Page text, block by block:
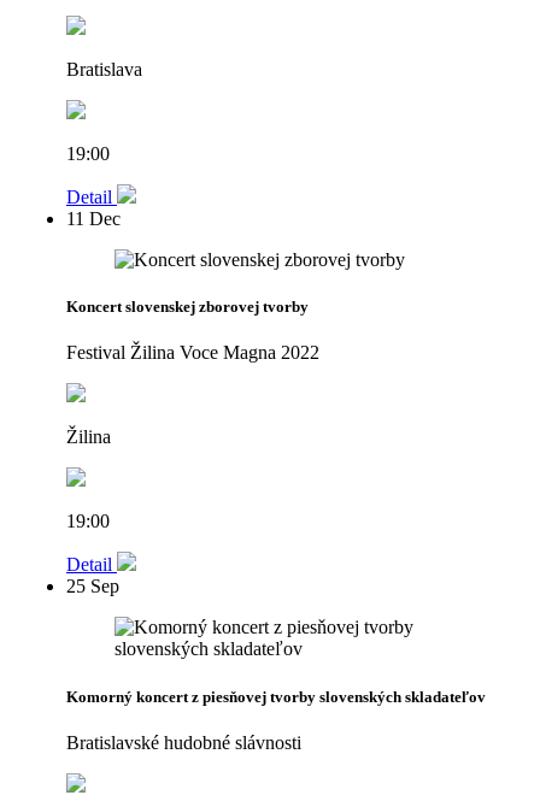
Bratislava
19:00
Detail
11 Dec
Koncert slovenskej zborovej tvorby
Festival Žilina Voce Magna 2022
Žilina
19:00
Detail
25 Sep
Komorný koncert z piesňovej tvorby slovenských skladateľov
Bratislavské hudobné slávnosti